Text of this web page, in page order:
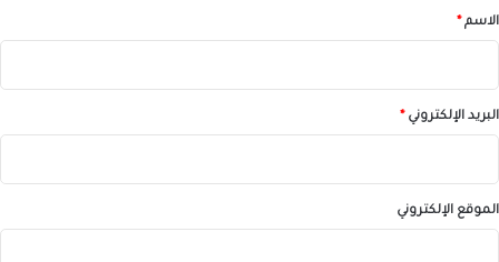
*الاسم *
البريد الإلكتروني *
الموقع الإلكتروني